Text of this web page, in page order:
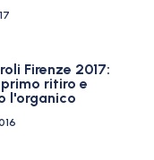
Firenze 2017:
ritiro e
l'organico